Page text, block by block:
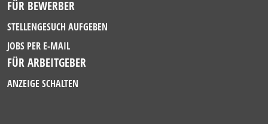
FÜR BEWERBER
STELLENGESUCH AUFGEBEN
JOBS PER E-MAIL
FÜR ARBEITGEBER
ANZEIGE SCHALTEN